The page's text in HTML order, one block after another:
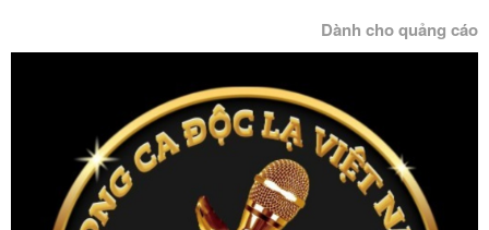
Dành cho quảng cáo